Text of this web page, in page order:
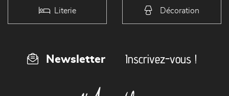
Literie Décoration
Newsletter Inscrivez-vous !